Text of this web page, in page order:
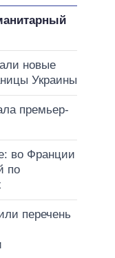
новые
Украины
премьер-
во Франции
по
перечень